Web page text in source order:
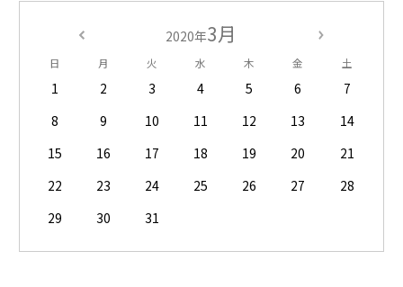
2020年3月
日 月 火 水 木 金 土
1 2 3 4 5 6
7
8
9 10 11 12 13
14
15
16 17 18 19 20
21
22
23 24 25 26 27
28
29
30 31